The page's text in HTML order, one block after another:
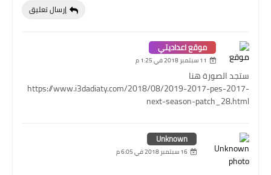
إرسال تعليق
موقع اعداديتي
11 سبتمبر 2018 في 1:25 م
ستجد الصورة هنا
https://www.i3dadiaty.com/2018/08/2019-2017-pes-2017-
next-season-patch_28.html
Unknown
16 سبتمبر 2018 في 6:05 م